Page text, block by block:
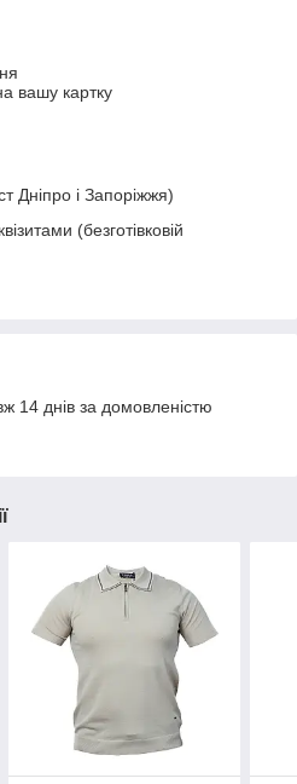
вашу картку
Дніпро і Запоріжжя)
(безготівковій
14 днів за домовленістю